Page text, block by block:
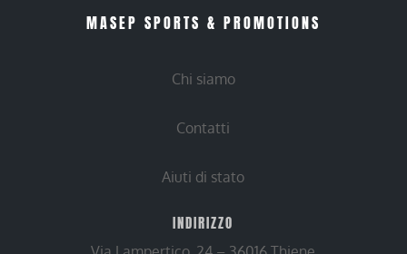
MASEP SPORTS & PROMOTIONS
Chi siamo
Contatti
Aiuti di stato
INDIRIZZO